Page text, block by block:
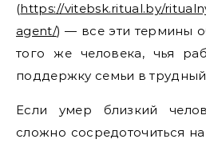
(https://vitebsk.ritual.by/
agent/) — все эти термины
того же человека, чья
поддержку семьи в
Если умер близкий
сложно сосредоточиться